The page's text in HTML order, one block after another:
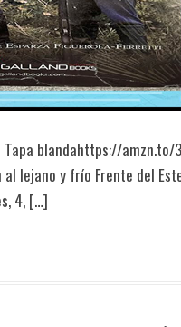
Tapa blandahttps://
lejano y frío Frente del
4, […]